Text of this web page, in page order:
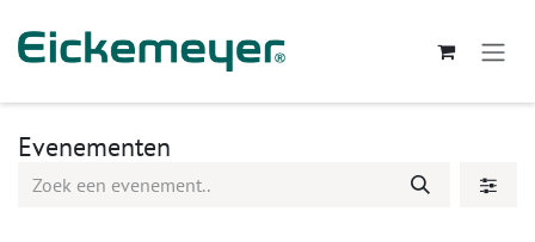
Evenementen